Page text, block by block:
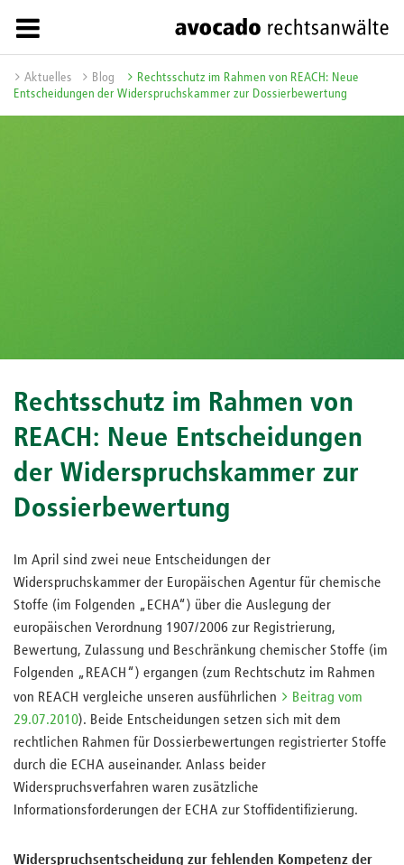
Aktuelles Blog
Rechtsschutz im Rahmen von REACH: Neue
Entscheidungen der Widerspruchskammer zur Dossierbewertung
Rechtsschutz im Rahmen von
REACH: Neue Entscheidungen
der Widerspruchskammer zur
Dossierbewertung
Im April sind zwei neue Entscheidungen der
Widerspruchskammer der Europäischen Agentur für chemische
Stoffe (im Folgenden „ECHA“) über die Auslegung der
europäischen Verordnung 1907/2006 zur Registrierung,
Bewertung, Zulassung und Beschränkung chemischer Stoffe (im
Folgenden „REACH“) ergangen (zum Rechtschutz im Rahmen
von REACH vergleiche unseren ausführlichen
Beitrag vom
29.07.2010). Beide Entscheidungen setzen sich mit dem
rechtlichen Rahmen für Dossierbewertungen registrierter Stoffe
durch die ECHA auseinander. Anlass beider
Widerspruchsverfahren waren zusätzliche
Informationsforderungen der ECHA zur Stoffidentifizierung.
Widerspruchsentscheidung zur fehlenden Kompetenz der